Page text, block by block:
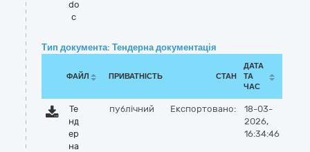
do
c
Тип документа: Тендерна документація
ФАЙЛ ПРИВАТНІСТЬ СТАН
ДАТА
ТА
ЧАС
Те
нд
ер
на
публічний Експортовано:
18-03-
2026,
16:34:46